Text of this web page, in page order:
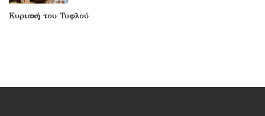
Κυριακή του Τυφλού